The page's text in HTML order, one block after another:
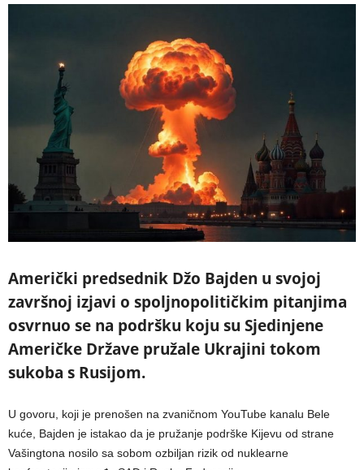
Američki predsednik Džo Bajden u svojoj
završnoj izjavi o spoljnopolitičkim pitanjima
osvrnuo se na podršku koju su Sjedinjene
Američke Države pružale Ukrajini tokom
sukoba s Rusijom.
U govoru, koji je prenošen na zvaničnom YouTube kanalu Bele
kuće, Bajden je istakao da je pružanje podrške Kijevu od strane
Vašingtona nosilo sa sobom ozbiljan rizik od nuklearne